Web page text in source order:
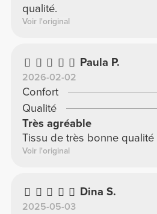
qualité.
Voir l'original
Paula P.
2026-02-02
Confort
Qualité
Très agréable
Tissu de très bonne qualité
Voir l'original
Dina S.
2025-05-03